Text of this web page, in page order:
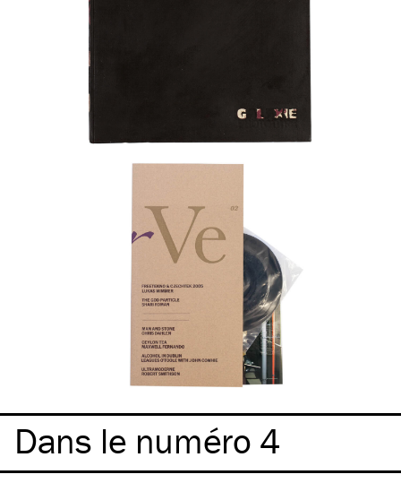
Dans le numéro 4